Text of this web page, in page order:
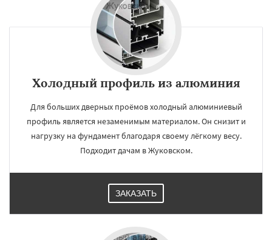
Холодный профиль из алюминия
Для больших дверных проёмов холодный алюминиевый
профиль является незаменимым материалом. Он снизит и
нагрузку на фундамент благодаря своему лёгкому весу.
Подходит дачам в Жуковском.
ЗАКАЗАТЬ